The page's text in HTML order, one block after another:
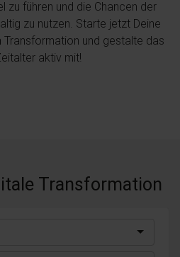
zu führen und die Chancen der
zu nutzen. Starte jetzt Deine
Transformation und gestalte das
aktiv mit!
Transformation